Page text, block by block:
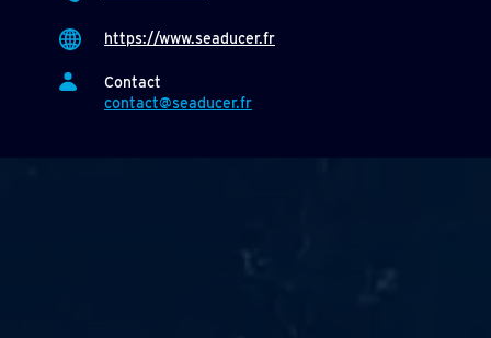
https://www.seaducer.fr
Contact
contact@seaducer.fr